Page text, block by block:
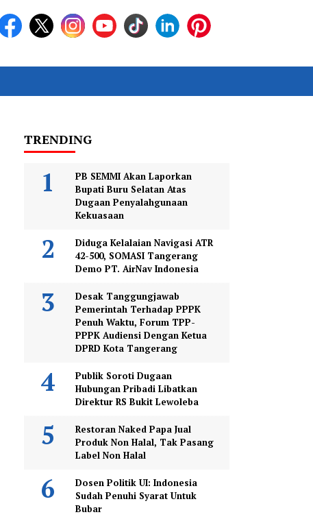
TRENDING
PB SEMMI Akan Laporkan
Bupati Buru Selatan Atas
Dugaan Penyalahgunaan
Kekuasaan
Diduga Kelalaian Navigasi ATR
42-500, SOMASI Tangerang
Demo PT. AirNav Indonesia
Desak Tanggungjawab
Pemerintah Terhadap PPPK
Penuh Waktu, Forum TPP-
PPPK Audiensi Dengan Ketua
DPRD Kota Tangerang
Publik Soroti Dugaan
Hubungan Pribadi Libatkan
Direktur RS Bukit Lewoleba
Restoran Naked Papa Jual
Produk Non Halal, Tak Pasang
Label Non Halal
Dosen Politik UI: Indonesia
Sudah Penuhi Syarat Untuk
Bubar